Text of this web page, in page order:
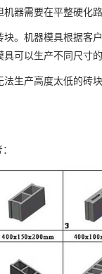
器需要在平整硬化路
块。机器模具根据客
可以生产不同尺寸
法生产高度太低的砖